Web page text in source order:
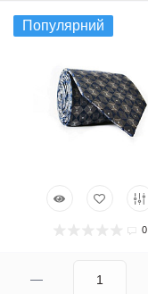
Популярний
0